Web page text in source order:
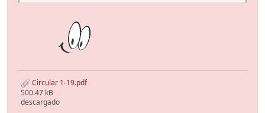
Circular 1-19.pdf
500.47 kB
descargado